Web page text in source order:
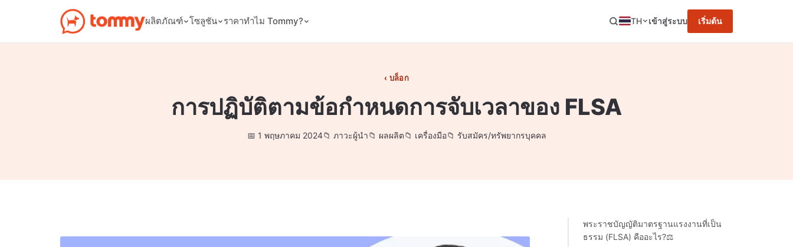
ผลิตภัณฑ์ โซลูชัน ราคาทำไม Tommy? TH เข้าสู่ระบบ เริ่มต้น
บล็อก
การปฏิบัติตามข้อกำหนดการจับเวลาของ FLSA
1 พฤษภาคม 2024 ภาวะผู้นำ ผลผลิต เครื่องมือ รับสมัคร/ทรัพยากรบุคคล
พระราชบัญญัติมาตรฐานแรงงานที่เป็น
ธรรม (FLSA) คืออะไร?⚖️